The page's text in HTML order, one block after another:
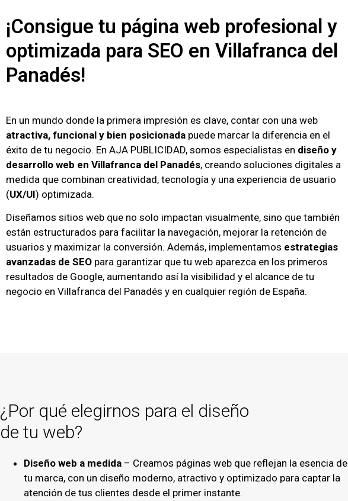
¡Consigue tu página web profesional y
optimizada para SEO en Villafranca del
Panadés!
En un mundo donde la primera impresión es clave, contar con una web
atractiva, funcional y bien posicionada puede marcar la diferencia en el
éxito de tu negocio. En AJA PUBLICIDAD, somos especialistas en diseño y
desarrollo web en Villafranca del Panadés, creando soluciones digitales a
medida que combinan creatividad, tecnología y una experiencia de usuario
(UX/UI) optimizada.
Diseñamos sitios web que no solo impactan visualmente, sino que también
están estructurados para facilitar la navegación, mejorar la retención de
usuarios y maximizar la conversión. Además, implementamos estrategias
avanzadas de SEO para garantizar que tu web aparezca en los primeros
resultados de Google, aumentando así la visibilidad y el alcance de tu
negocio en Villafranca del Panadés y en cualquier región de España.
¿Por qué elegirnos para el diseño
de tu web?
Diseño web a medida – Creamos páginas web que reflejan la esencia de
tu marca, con un diseño moderno, atractivo y optimizado para captar la
atención de tus clientes desde el primer instante.